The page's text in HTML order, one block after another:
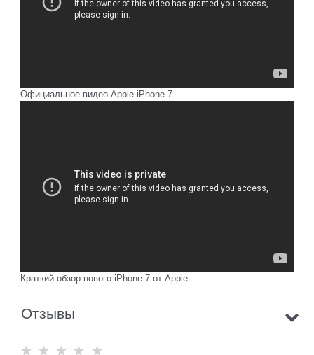
Официальное видео Apple iPhone 7
Краткий обзор нового iPhone 7 от Apple
Отзывы